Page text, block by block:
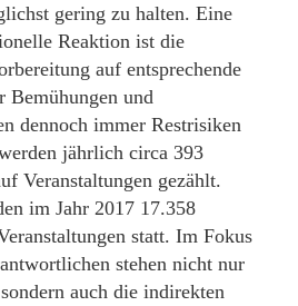
gering zu halten. Eine
Reaktion ist die
auf entsprechende
Bemühungen und
dennoch immer Restrisiken
jährlich circa 393
Veranstaltungen gezählt.
im Jahr 2017 17.358
statt. Im Fokus
stehen nicht nur
auch die indirekten